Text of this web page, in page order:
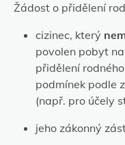
Žádost o přidělení
cizinec, který
povolen pobyt
přidělení
podmínek podle
(např. pro účely
jeho zákonný